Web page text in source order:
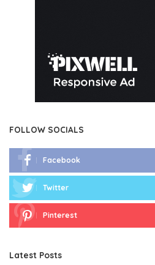
FOLLOW SOCIALS
Facebook
Twitter
Pinterest
Latest Posts